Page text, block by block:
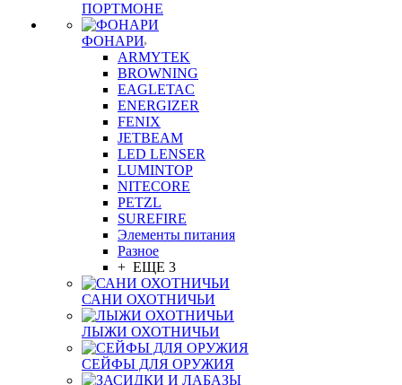
ПОРТМОНЕ
ФОНАРИ
ARMYTEK
BROWNING
EAGLETAC
ENERGIZER
FENIX
JETBEAM
LED LENSER
LUMINTOP
NITECORE
PETZL
SUREFIRE
Элементы питания
Разное
+ ЕЩЕ 3
САНИ ОХОТНИЧЬИ
ЛЫЖИ ОХОТНИЧЬИ
СЕЙФЫ ДЛЯ ОРУЖИЯ